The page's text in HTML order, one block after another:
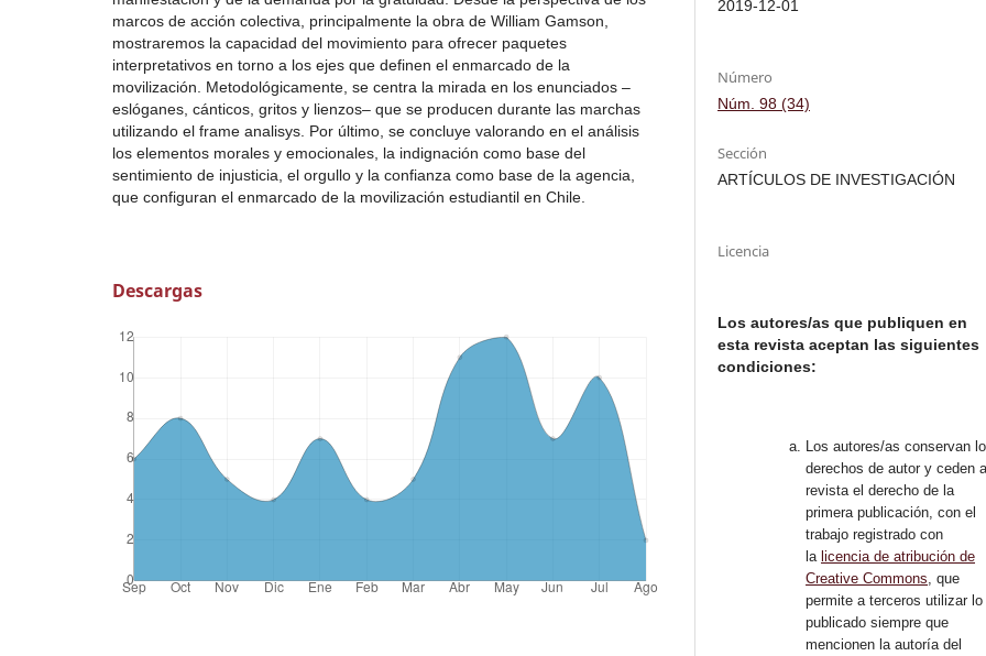
marcos de acción colectiva, principalmente la obra de William Gamson,
mostraremos la capacidad del movimiento para ofrecer paquetes
interpretativos en torno a los ejes que definen el enmarcado de la
movilización. Metodológicamente, se centra la mirada en los enunciados –
eslóganes, cánticos, gritos y lienzos– que se producen durante las marchas
utilizando el frame analisys. Por último, se concluye valorando en el análisis
los elementos morales y emocionales, la indignación como base del
sentimiento de injusticia, el orgullo y la confianza como base de la agencia,
que configuran el enmarcado de la movilización estudiantil en Chile.
Descargas
2019-12-01
Número
Núm. 98 (34)
Sección
ARTÍCULOS DE INVESTIGACIÓN
Licencia
Los autores/as que publiquen en
esta revista aceptan las siguientes
condiciones:
Los autores/as conservan
derechos de autor y ceden
revista el derecho de la
primera publicación, con el
trabajo registrado con
lalicencia de atribución de
Creative Commons , que
permite a terceros utilizar lo
publicado siempre que
mencionen la autoría del